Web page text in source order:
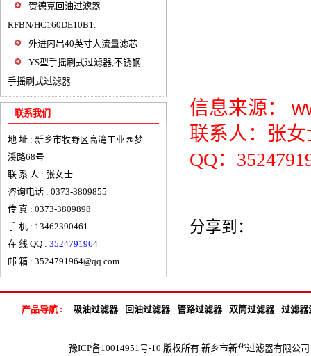
贺德克回油过滤器
RFBN/HC160DE10B1.
外进内出40英寸大流量滤芯
YS型手摇刷式过滤器,不锈钢
手摇刷式过滤器
联系我们
地 址 : 新乡市牧野区高湾工业园梦
溪路68号
联 系 人 : 张女士
咨询电话 : 0373-3809855
传 真 : 0373-3809898
手 机 : 13462390461
在 线 QQ : 3524791964
邮 箱 : 3524791964@qq.com
信息来源：
联系人：张女
QQ：
分享到：
产品导航 : 吸油过滤器 回油过滤器 管路过滤器 双筒过滤器 过滤器
豫ICP备10014951号-10 版权所有 新乡市新华过滤器有限公